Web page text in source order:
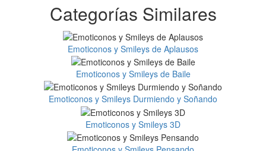
Categorías Similares
Emoticonos y Smileys de Aplausos
Emoticonos y Smileys de Baile
Emoticonos y Smileys Durmiendo y Soñando
Emoticonos y Smileys 3D